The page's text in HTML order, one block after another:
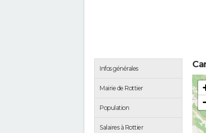
Infos générales
Mairie de Rottier
Population
Salaires à Rottier